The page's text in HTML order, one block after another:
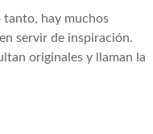
tanto, hay muchos
servir de inspiración.
originales y llaman la